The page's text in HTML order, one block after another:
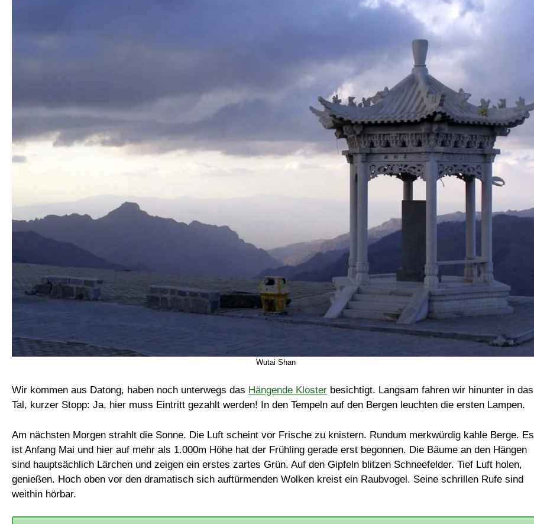
Wutai Shan
Wir kommen aus Datong, haben noch unterwegs das Hängende Kloster besichtigt. Langsam fahren wir hinunter in das
Tal, kurzer Stopp: Ja, hier muss Eintritt gezahlt werden! In den Tempeln auf den Bergen leuchten die ersten Lampen.
Am nächsten Morgen strahlt die Sonne. Die Luft scheint vor Frische zu knistern. Rundum merkwürdig kahle Berge. Es
ist Anfang Mai und hier auf mehr als 1.000m Höhe hat der Frühling gerade erst begonnen. Die Bäume an den Hängen
sind hauptsächlich Lärchen und zeigen ein erstes zartes Grün. Auf den Gipfeln blitzen Schneefelder. Tief Luft holen,
genießen. Hoch oben vor den dramatisch sich auftürmenden Wolken kreist ein Raubvogel. Seine schrillen Rufe sind
weithin hörbar.